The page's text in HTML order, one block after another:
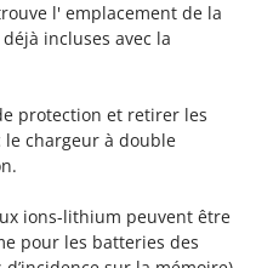
l' emplacement de la
déjà incluses avec la
protection et retirer les
chargeur à double
ions-lithium peuvent être
pour les batteries des